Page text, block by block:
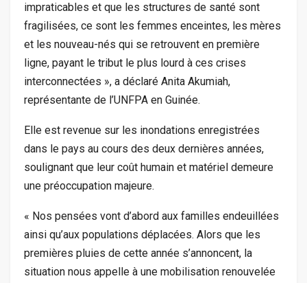
impraticables et que les structures de santé sont
fragilisées, ce sont les femmes enceintes, les mères
et les nouveau-nés qui se retrouvent en première
ligne, payant le tribut le plus lourd à ces crises
interconnectées », a déclaré Anita Akumiah,
représentante de l’UNFPA en Guinée.
Elle est revenue sur les inondations enregistrées
dans le pays au cours des deux dernières années,
soulignant que leur coût humain et matériel demeure
une préoccupation majeure.
« Nos pensées vont d’abord aux familles endeuillées
ainsi qu’aux populations déplacées. Alors que les
premières pluies de cette année s’annoncent, la
situation nous appelle à une mobilisation renouvelée